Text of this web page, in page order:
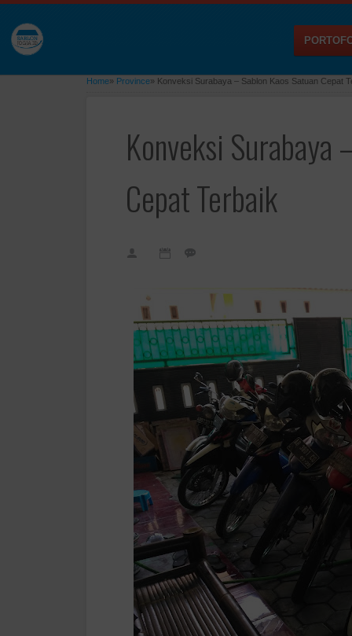
Home» Province» Konveksi Surabaya – Sablon Kaos Satuan Cepat
Konveksi Surabaya
Cepat Terbaik